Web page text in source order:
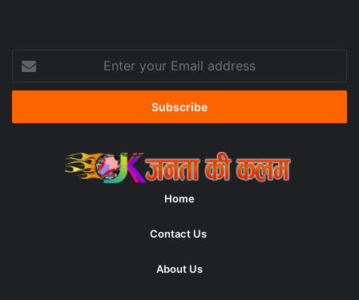
your
Email
Home
Contact Us
About Us